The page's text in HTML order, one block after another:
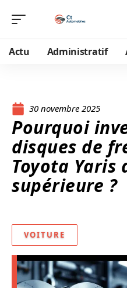
Actu Administratif
30 novembre 2025
Pourquoi
disques de
Toyota Yaris
supérieure ?
VOITURE